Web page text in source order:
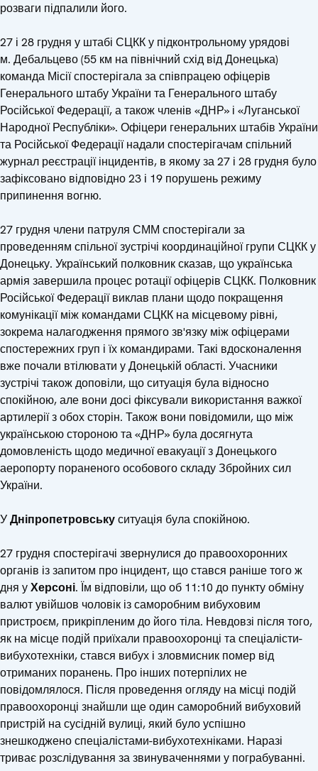
розваги підпалили його.
27 і 28 грудня у штабі СЦКК у підконтрольному урядові
м. Дебальцево (55 км на північний схід від Донецька)
команда Місії спостерігала за співпрацею офіцерів
Генерального штабу України та Генерального штабу
Російської Федерації, а також членів «ДНР» і «Луганської
Народної Республіки». Офіцери генеральних штабів України
та Російської Федерації надали спостерігачам спільний
журнал реєстрації інцидентів, в якому за 27 і 28 грудня було
зафіксовано відповідно 23 і 19 порушень режиму
припинення вогню.
27 грудня члени патруля СММ спостерігали за
проведенням спільної зустрічі координаційної групи СЦКК у
Донецьку. Український полковник сказав, що українська
армія завершила процес ротації офіцерів СЦКК. Полковник
Російської Федерації виклав плани щодо покращення
комунікації між командами СЦКК на місцевому рівні,
зокрема налагодження прямого зв'язку між офіцерами
спостережних груп і їх командирами. Такі вдосконалення
вже почали втілювати у Донецькій області. Учасники
зустрічі також доповіли, що ситуація була відносно
спокійною, але вони досі фіксували використання важкої
артилерії з обох сторін. Також вони повідомили, що між
українською стороною та «ДНР» була досягнута
домовленість щодо медичної евакуації з Донецького
аеропорту пораненого особового складу Збройних сил
України.
УДніпропетровськуситуація була спокійною.
27 грудня спостерігачі звернулися до правоохоронних
органів із запитом про інцидент, що стався раніше того ж
дня уХерсоні. Їм відповіли, що об 11:10 до пункту обміну
валют увійшов чоловік із саморобним вибуховим
пристроєм, прикріпленим до його тіла. Невдовзі після того,
як на місце подій приїхали правоохоронці та спеціалісти-
вибухотехніки, стався вибух і зловмисник помер від
отриманих поранень. Про інших потерпілих не
повідомлялося. Після проведення огляду на місці подій
правоохоронці знайшли ще один саморобний вибуховий
пристрій на сусідній вулиці, який було успішно
знешкоджено спеціалістами-вибухотехніками. Наразі
триває розслідування за звинуваченнями у пограбуванні.